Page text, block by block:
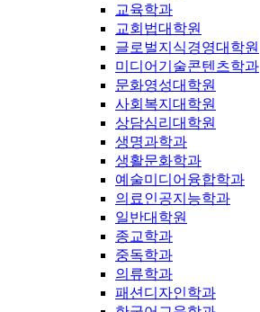
교육학과
교회법대학원
글로벌지식경영대학원
미디어기술콘텐츠학과
문화영성대학원
사회복지대학원
상담심리대학원
생명과학과
생활문화학과
예술미디어융합학과
의료인공지능학과
일반대학원
종교학과
중독학과
의류학과
패션디자인학과